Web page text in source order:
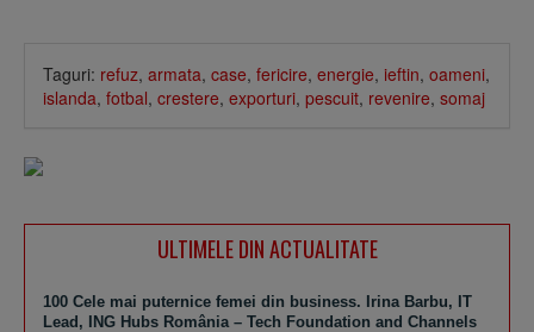
Taguri: refuz, armata, case, fericire, energie, ieftin, oameni,
islanda, fotbal, crestere, exporturi, pescuit, revenire, somaj
ULTIMELE DIN ACTUALITATE
100 Cele mai puternice femei din business. Irina Barbu, IT
Lead, ING Hubs România – Tech Foundation and Channels